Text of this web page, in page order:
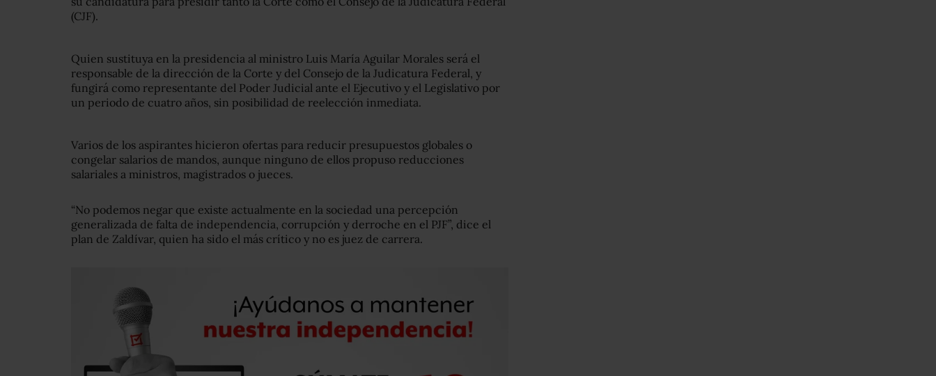
(CJF).
Quien sustituya en la presidencia al ministro Luis María Aguilar Morales será el
responsable de la dirección de la Corte y del Consejo de la Judicatura Federal, y
fungirá como representante del Poder Judicial ante el Ejecutivo y el Legislativo por
un periodo de cuatro años, sin posibilidad de reelección inmediata.
Varios de los aspirantes hicieron ofertas para reducir presupuestos globales o
congelar salarios de mandos, aunque ninguno de ellos propuso reducciones
salariales a ministros, magistrados o jueces.
“No podemos negar que existe actualmente en la sociedad una percepción
generalizada de falta de independencia, corrupción y derroche en el PJF”, dice el
plan de Zaldívar, quien ha sido el más crítico y no es juez de carrera.